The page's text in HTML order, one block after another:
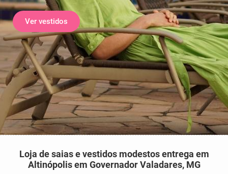
Ver vestidos
Loja de saias e vestidos modestos entrega em
Altinópolis em Governador Valadares, MG